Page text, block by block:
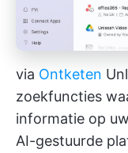
via Ontketen
zoekfuncties
informatie op
AI-gestuurde